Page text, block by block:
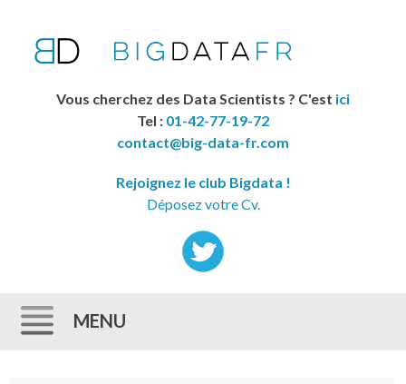
Vous cherchez des Data Scientists ? C'est ici
Tel : 01-42-77-19-72
contact@big-data-fr.com
Rejoignez le club Bigdata !
Déposez votre Cv.
MENU